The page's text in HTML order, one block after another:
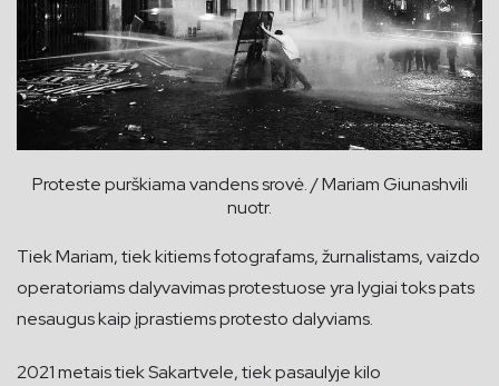
Proteste purškiama vandens srovė. / Mariam Giunashvili
nuotr.
Tiek Mariam, tiek kitiems fotografams, žurnalistams, vaizdo
operatoriams dalyvavimas protestuose yra lygiai toks pats
nesaugus kaip įprastiems protesto dalyviams.
2021 metais tiek Sakartvele, tiek pasaulyje kilo